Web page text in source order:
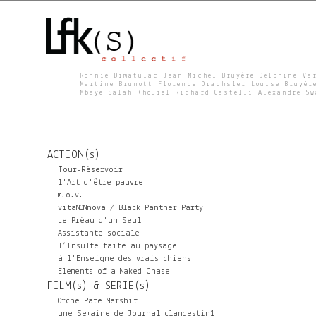
F
K
S
Ronnie Dimatulac Jean Michel Bruyère Delphine
Martine Brunott Florence Drachsler Louise
Mbaye Salah Khouiel Richard Castelli Alexandre
ACTION(s)
Tour-Réservoir
l'Art d'être pauvre
m.o.v.
vitaNONnova / Black Panther Party
Le Préau d'un Seul
Assistante sociale
l’Insulte faite au paysage
à l'Enseigne des vrais chiens
Elements of a Naked Chase
FILM(s) & SERIE(s)
Orche Pate Mershit
une Semaine de Journal clandestin1